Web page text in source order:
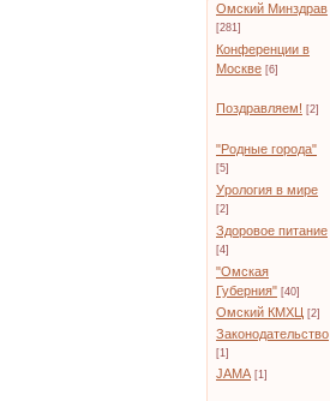
Омский Минздрав
[281]
Конференции в
Москве [6]
Поздравляем! [2]
"Родные города"
[5]
Урология в мире
[2]
Здоровое питание
[4]
"Омская
Губерния" [40]
Омский КМХЦ [2]
Законодательство
[1]
JAMA [1]